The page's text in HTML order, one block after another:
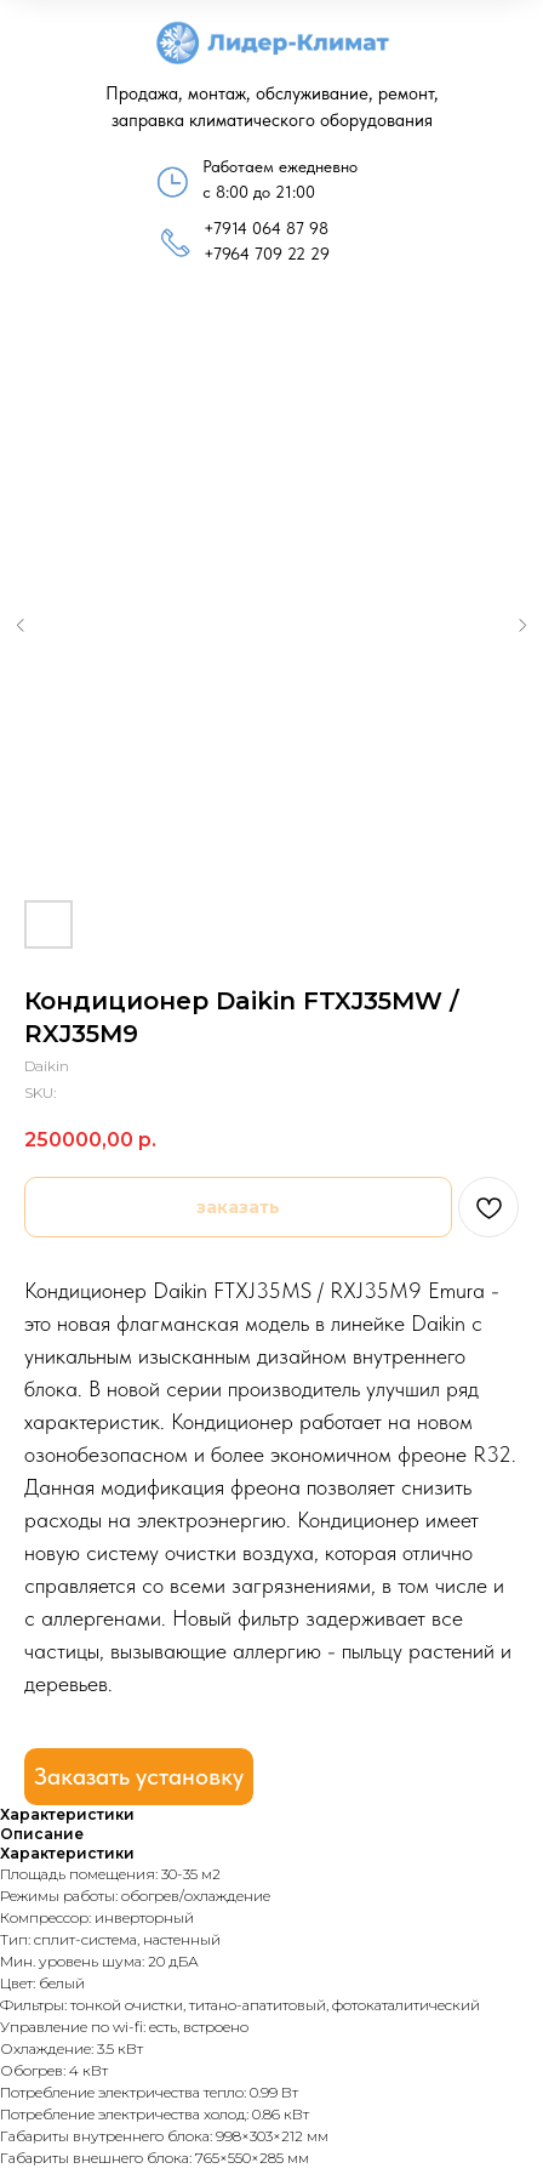
Работаем ежедневно
с 8:00 до 21:00
+7914 064 87 98
+7964 709 22 29
Продажа, монтаж, обслуживание, ремонт,
заправка климатического оборудования
Кондиционер Daikin FTXJ35MW /
RXJ35M9
Daikin
SKU:
250000,00 р.
заказать
Кондиционер Daikin FTXJ35MS / RXJ35M9 Emura -
это новая флагманская модель в линейке Daikin с
уникальным изысканным дизайном внутреннего
блока. В новой серии производитель улучшил ряд
характеристик. Кондиционер работает на новом
озонобезопасном и более экономичном фреоне R32.
Данная модификация фреона позволяет снизить
расходы на электроэнергию. Кондиционер имеет
новую систему очистки воздуха, которая отлично
справляется со всеми загрязнениями, в том числе и
с аллергенами. Новый фильтр задерживает все
частицы, вызывающие аллергию - пыльцу растений и
деревьев.
Заказать установку
Характеристики
Описание
Характеристики
Площадь помещения: 30-35 м2
Режимы работы: обогрев/охлаждение
Компрессор: инверторный
Тип: сплит-система, настенный
Мин. уровень шума: 20 дБА
Цвет: белый
Фильтры: тонкой очистки, титано-апатитовый, фотокаталитический
Управление по wi-fi: есть, встроено
Охлаждение: 3.5 кВт
Обогрев: 4 кВт
Потребление электричества тепло: 0.99 Вт
Потребление электричества холод: 0.86 кВт
Габариты внутреннего блока: 998×303×212 мм
Габариты внешнего блока: 765×550×285 мм